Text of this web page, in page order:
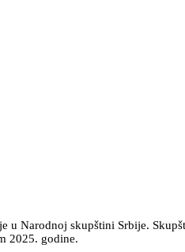
Narodnoj skupštini Srbije.
2025. godine.